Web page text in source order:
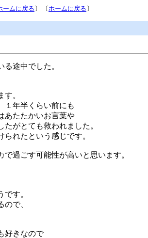
ームに戻る 〕 〔ホームに戻る 〕
途中でした。
。
１年半くらい前にも
あたたかいお言葉や
がとても救われました。
れたという感じです。
過ごす可能性が高いと思います。
す。
で、
好きなので